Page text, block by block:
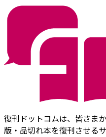
復刊ドットコムは、皆さま
版・品切れ本を復刊させるサ